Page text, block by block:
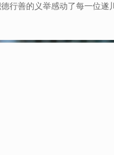
行善的义举感动了每一位遂